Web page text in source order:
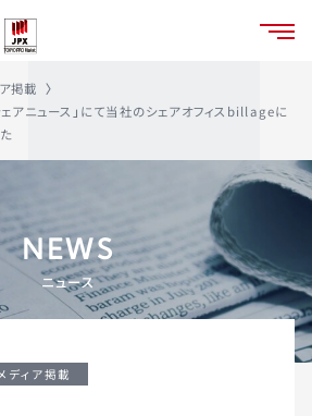
掲載 〉
アニュース」にて当社のシェアオフィスbillageに
NEWS
ニュース
ディア掲載